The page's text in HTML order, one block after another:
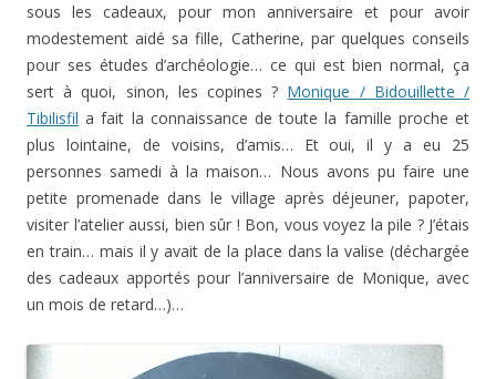
sous les cadeaux, pour mon anniversaire et pour avoir
modestement aidé sa fille, Catherine, par quelques conseils
pour ses études d’archéologie… ce qui est bien normal, ça
sert à quoi, sinon, les copines ? Monique / Bidouillette /
Tibilisfil a fait la connaissance de toute la famille proche et
plus lointaine, de voisins, d’amis… Et oui, il y a eu 25
personnes samedi à la maison… Nous avons pu faire une
petite promenade dans le village après déjeuner, papoter,
visiter l’atelier aussi, bien sûr ! Bon, vous voyez la pile ? J’étais
en train… mais il y avait de la place dans la valise (déchargée
des cadeaux apportés pour l’anniversaire de Monique, avec
un mois de retard…)…